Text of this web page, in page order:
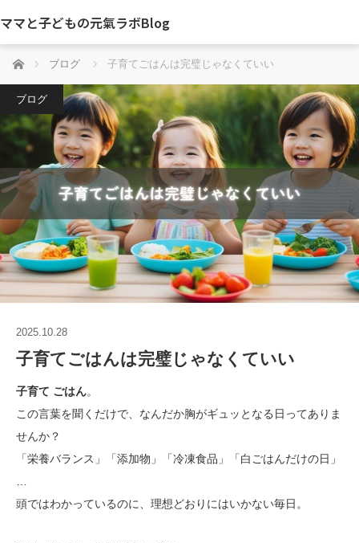
ママと子どもの元氣ラボBlog
ホーム ブログ 子育てごはんは完璧じゃなくていい
ブログ
2025.10.28
子育てごはんは完璧じゃなくていい
子育て ごはん。
この言葉を聞くだけで、なんだか胸がギュッとなる日ってありま
せんか？
「栄養バランス」「添加物」「冷凍食品」「白ごはんだけの日」
頭ではわかっているのに、理想どおりにはいかない毎日。